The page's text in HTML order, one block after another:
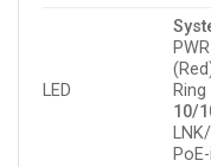
LED
10/